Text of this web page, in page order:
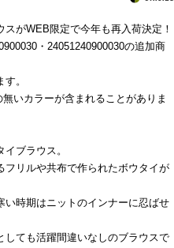
がWEB限定で今年も再入荷決定！
・24051240900030の追加商
。
いカラーが含まれることがありま
ブラウス。
リルや共布で作られたボウタイが
時期はニットのインナーに忍ばせ
ても活躍間違いなしのブラウスで